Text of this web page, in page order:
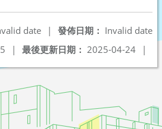
發佈日期： Invalid date
date
|
最後更新日期： 2025-04-24 |
|